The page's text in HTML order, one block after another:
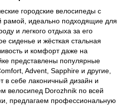
городские велосипеды с
рамой, идеально подходящие для
и легкого отдыха за его
сиденье и жёсткая стальная
и комфорт даже на
представлены популярные
Advent, Sapphire и другие,
в себе лаконичный дизайн и
велосипед Dorozhnik по всей
предлагаем профессиональную